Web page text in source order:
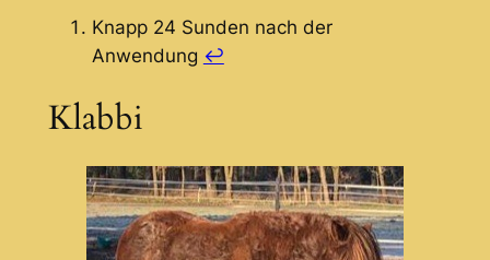
Knapp 24 Sunden nach der
Anwendung ↩︎
Klabbi